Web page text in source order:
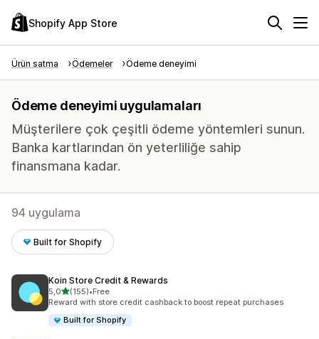
Shopify App Store
Ürün satma Ödemeler Ödeme deneyimi
Ödeme deneyimi uygulamaları
Müşterilere çok çeşitli ödeme yöntemleri sunun.
Banka kartlarından ön yeterliliğe sahip
finansmana kadar.
94 uygulama
Built for Shopify
Koin Store Credit & Rewards
5,05 yıldız üzerinden
(155)
toplam 155 değerlendirme
•Free
Reward with store credit cashback to boost repeat purchases
Built for Shopify